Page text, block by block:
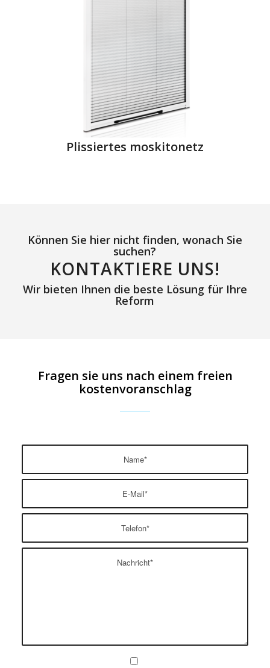
Plissiertes moskitonetz
Können Sie hier nicht finden, wonach Sie
suchen?
KONTAKTIERE UNS!
Wir bieten Ihnen die beste Lösung für Ihre
Reform
Fragen sie uns nach einem freien
kostenvoranschlag